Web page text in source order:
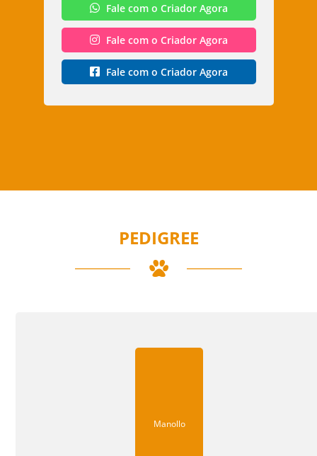
Fale com o Criador Agora
Fale com o Criador Agora
Fale com o Criador Agora
PEDIGREE
Manollo